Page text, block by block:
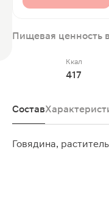
Пищевая ценность
Ккал
417
Состав
Говядина,